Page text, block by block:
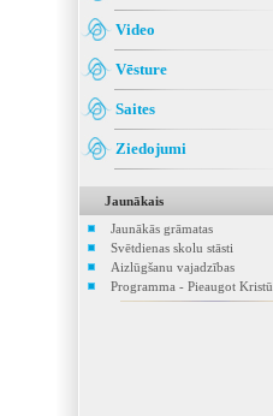
Video
Vēsture
Saites
Ziedojumi
Jaunākais
Jaunākās grāmatas
Svētdienas skolu stāsti
Aizlūgšanu vajadzības
Programma - Pieaugot Kristū